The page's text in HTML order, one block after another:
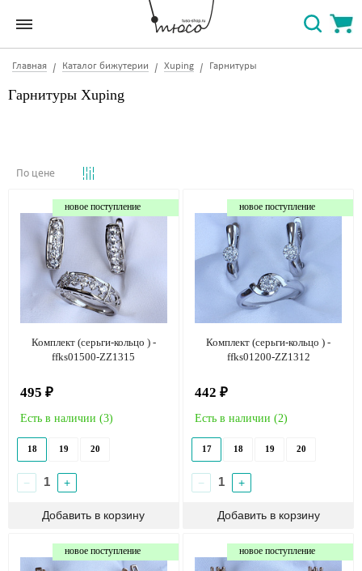
Главная Каталог бижутерии Xuping Гарнитуры
Гарнитуры Xuping
По цене
новое поступление
Комплект (серьги-кольцо ) -
ffks01500-ZZ1315
495 ₽
Есть в наличии (3)
18 19 20
− +
новое поступление
Комплект (серьги-кольцо ) -
ffks01200-ZZ1312
442 ₽
Есть в наличии (2)
17 18 19 20
− +
новое поступление новое поступление